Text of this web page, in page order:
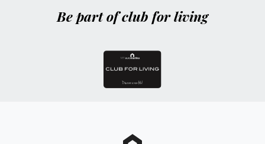
Be part of club for living